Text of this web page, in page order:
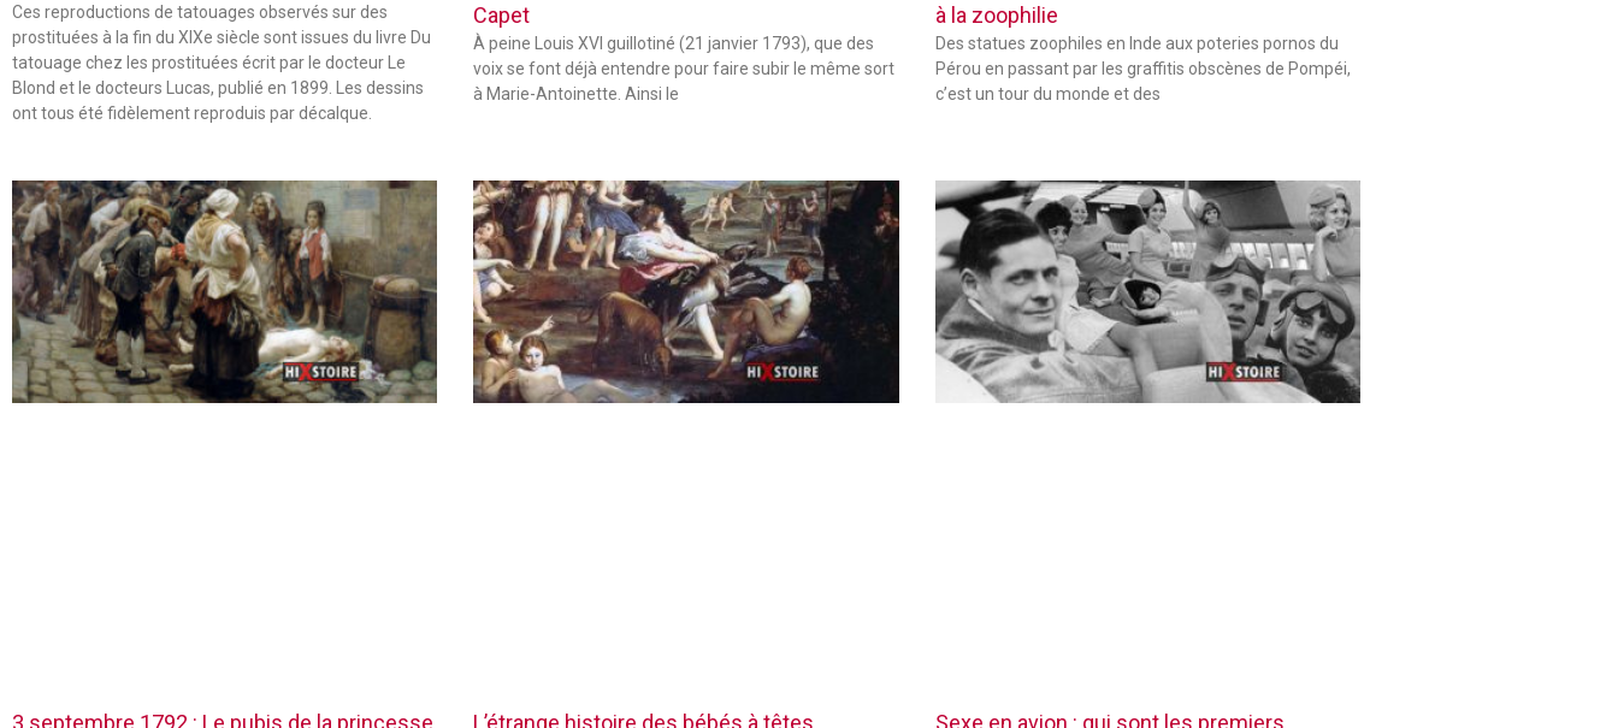
Ces reproductions de tatouages observés sur des
prostituées à la fin du XIXe siècle sont issues du livre Du
tatouage chez les prostituées écrit par le docteur Le
Blond et le docteurs Lucas, publié en 1899. Les dessins
ont tous été fidèlement reproduis par décalque.
Capet
À peine Louis XVI guillotiné (21 janvier 1793), que des
voix se font déjà entendre pour faire subir le même sort
à Marie-Antoinette. Ainsi le
à la zoophilie
Des statues zoophiles en Inde aux poteries pornos du
Pérou en passant par les graffitis obscènes de Pompéi,
c’est un tour du monde et des
3 septembre 1792 : Le pubis de la princesse L’étrange histoire des bébés à têtes Sexe en avion : qui sont les premiers